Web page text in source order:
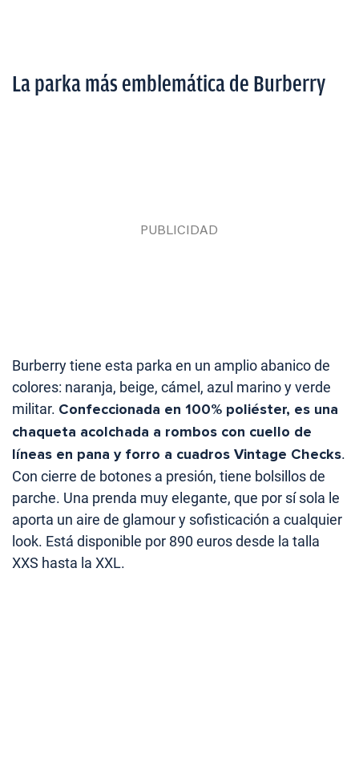
La parka más emblemática de Burberry
Burberry tiene esta parka en un amplio abanico de
colores: naranja, beige, cámel, azul marino y verde
militar. Confeccionada en 100% poliéster, es una
chaqueta acolchada a rombos con cuello de
líneas en pana y forro a cuadros Vintage Checks.
Con cierre de botones a presión, tiene bolsillos de
parche. Una prenda muy elegante, que por sí sola le
aporta un aire de glamour y sofisticación a cualquier
look. Está disponible por 890 euros desde la talla
XXS hasta la XXL.